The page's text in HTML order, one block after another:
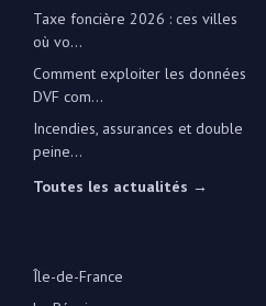
Taxe foncière 2026 : ces villes
où vo...
Comment exploiter les données
DVF com...
Incendies, assurances et double
peine...
Toutes les actualités →
Île-de-France